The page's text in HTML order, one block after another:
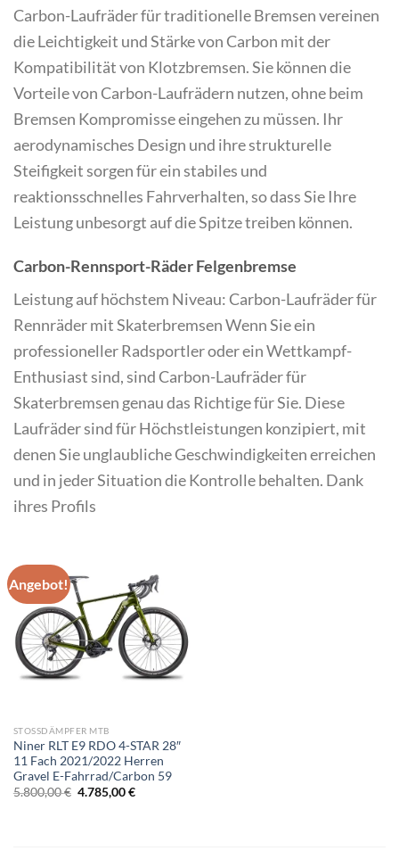
Carbon-Laufräder für traditionelle Bremsen vereinen
die Leichtigkeit und Stärke von Carbon mit der
Kompatibilität von Klotzbremsen. Sie können die
Vorteile von Carbon-Laufrädern nutzen, ohne beim
Bremsen Kompromisse eingehen zu müssen. Ihr
aerodynamisches Design und ihre strukturelle
Steifigkeit sorgen für ein stabiles und
reaktionsschnelles Fahrverhalten, so dass Sie Ihre
Leistung unbesorgt auf die Spitze treiben können.
Carbon-Rennsport-RäderFelgenbremse
Leistung auf höchstem Niveau: Carbon-Laufräder für
Rennräder mit Skaterbremsen Wenn Sie ein
professioneller Radsportler oder ein Wettkampf-
Enthusiast sind, sind Carbon-Laufräder für
Skaterbremsen genau das Richtige für Sie. Diese
Laufräder sind für Höchstleistungen konzipiert, mit
denen Sie unglaubliche Geschwindigkeiten erreichen
und in jeder Situation die Kontrolle behalten. Dank
ihres Profils
Angebot!
STOSSDÄMPFER MTB
Niner RLT E9 RDO 4-STAR 28″
11 Fach 2021/2022 Herren
Gravel E-Fahrrad/Carbon 59
5.800,00€ Ursprünglicher
4.785,00€Aktueller